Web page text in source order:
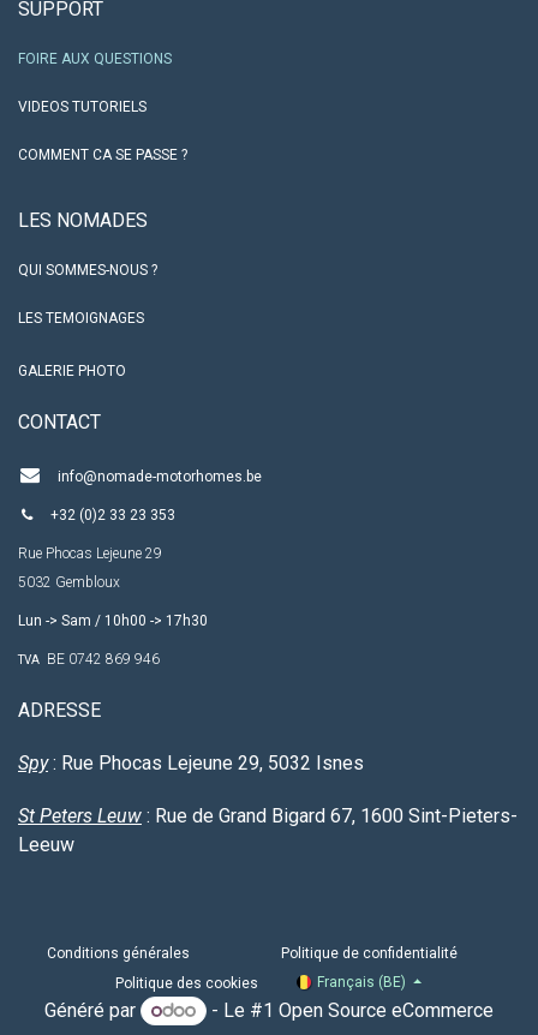
SUPPORT
FOIRE AUX QUESTIONS
VIDEOS TUTORIELS
COMMENT CA SE PASSE ?
LES NO​MADES
QUI SOMMES-NOUS ?
LES TEMOIGNAGES
GALERIE PHOTO
CO​NTACT
info@nomade-motorhomes.be
+32 (0)2 33 23 353
Rue Phocas Lejeune 29
5032 Gembloux
Lun -> Sam / 10h00 -> 17h30
TVA BE 0742 869 946
ADRESSE
Spy: Rue Phocas Lejeune 29, 5032 Isnes
St Peters Leuw : Rue de Grand Bigard 67, 1600 Sint-Pieters-
Leeuw
Conditions générales
Politique de confidentialité
Politique des cookies
Français (BE)
Généré par - Le #1 Open Source eCommerce